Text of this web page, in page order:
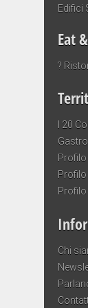
Edifici
Eat
?
I 20
Chi